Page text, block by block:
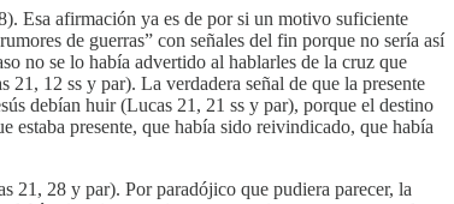
Esa afirmación ya es de por si un motivo suficiente
de guerras” con señales del fin porque no sería así
no se lo había advertido al hablarles de la cruz que
12 ss y par). La verdadera señal de que la presente
debían huir (Lucas 21, 21 ss y par), porque el destino
estaba presente, que había sido reivindicado, que había
21, 28 y par). Por paradójico que pudiera parecer, la